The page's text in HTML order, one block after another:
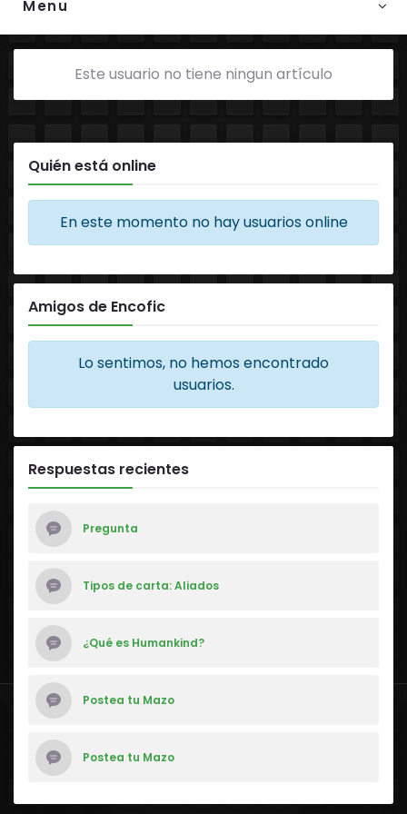
Menu
Este usuario no tiene ningun artículo
Quién está online
En este momento no hay usuarios online
Amigos de Encofic
Lo sentimos, no hemos encontrado
usuarios.
Respuestas recientes
Pregunta
Tipos de carta: Aliados
¿Qué es Humankind?
Postea tu Mazo
Postea tu Mazo